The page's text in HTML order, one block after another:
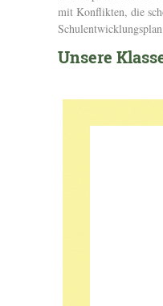
mit Konflikten, die
Unsere